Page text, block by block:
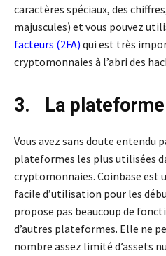
caractères spéciaux, des
majuscules) et vous pouvez
facteurs (2FA) qui est très
cryptomonnaies à l’abri des
3. La plateforme
Vous avez sans doute entendu
plateformes les plus utilisées
cryptomonnaies. Coinbase
facile d’utilisation pour les
propose pas beaucoup de
d’autres plateformes. Elle ne
nombre assez limité d’assets